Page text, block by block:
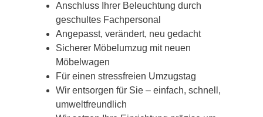
Anschluss Ihrer Beleuchtung durch
geschultes Fachpersonal
Angepasst, verändert, neu gedacht
Sicherer Möbelumzug mit neuen
Möbelwagen
Für einen stressfreien Umzugstag
Wir entsorgen für Sie – einfach, schnell,
umweltfreundlich